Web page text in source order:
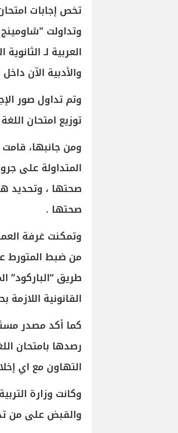
وتداولت
والأدبية الآن داخل
توزيع امتحان اللغة
ومن جانبها، قامت
المتداولة على
صحتها ، وتحديد
صحتها .
وتمكنت غرفة
من ضبط المتورط
طريق “الباركود”
القانونية
كما أكد مصدر
رصدها بامتحان
التهاون مع اي
وكانت وزارة
والقبض على من